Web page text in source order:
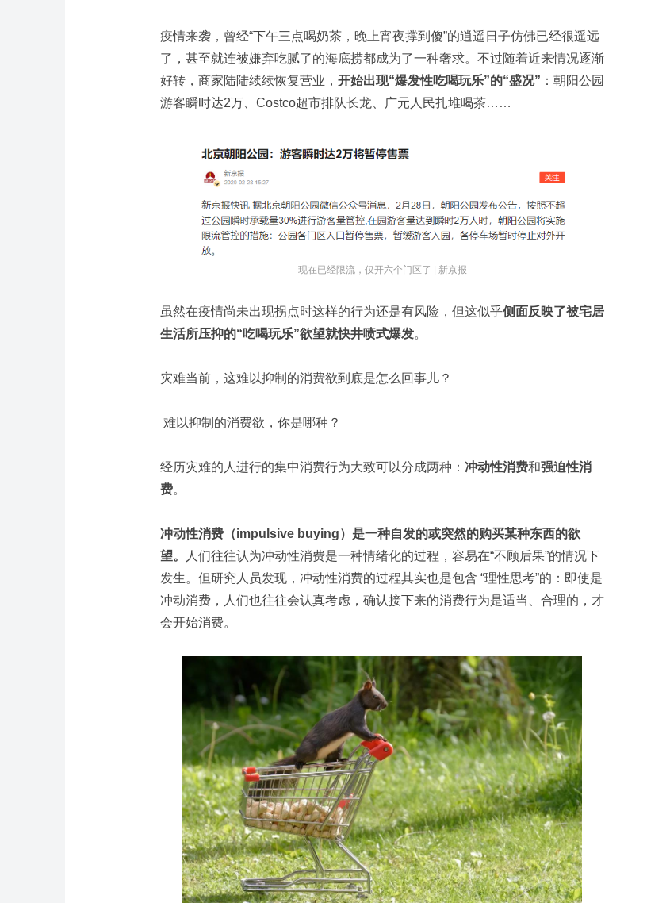
疫情来袭，曾经“下午三点喝奶茶，晚上宵夜撑到傻”的逍遥日子仿佛已经很遥远
了，甚至就连被嫌弃吃腻了的海底捞都成为了一种奢求。不过随着近来情况逐渐
好转，商家陆陆续续恢复营业， 开始出现“爆发性吃喝玩乐”的“盛况” ：朝阳公园
游客瞬时达2万、Costco超市排队长龙、广元人民扎堆喝茶……
现在已经限流，仅开六个门区了 | 新京报
虽然在疫情尚未出现拐点时这样的行为还是有风险，但这似乎侧面反映了被宅居
生活所压抑的“吃喝玩乐”欲望就快井喷式爆发。
灾难当前，这难以抑制的消费欲到底是怎么回事儿？
难以抑制的消费欲，你是哪种？
经历灾难的人进行的集中消费行为大致可以分成两种： 冲动性消费和强迫性消
费。
冲动性消费（impulsive buying）是一种自发的或突然的购买某种东西的欲
望。
人们往往认为冲动性消费是一种情绪化的过程，容易在“不顾后果”的情况下
发生。但研究人员发现，冲动性消费的过程其实也是包含 “理性思考”的：即使是
冲动消费，人们也往往会认真考虑，确认接下来的消费行为是适当、合理的，才
会开始消费。